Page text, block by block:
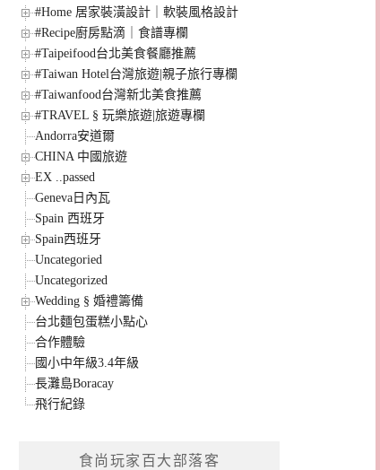
#Home 居家裝潢設計｜軟裝風格設計
#Recipe廚房點滴｜食譜專欄
#Taipeifood台北美食餐廳推薦
#Taiwan Hotel台灣旅遊|親子旅行專欄
#Taiwanfood台灣新北美食推薦
#TRAVEL § 玩樂旅遊|旅遊專欄
Andorra安道爾
CHINA 中國旅遊
EX ..passed
Geneva日內瓦
Spain 西班牙
Spain西班牙
Uncategoried
Uncategorized
Wedding § 婚禮籌備
台北麵包蛋糕小點心
合作體驗
國小中年級3.4年級
長灘島Boracay
飛行紀錄
食尚玩家百大部落客